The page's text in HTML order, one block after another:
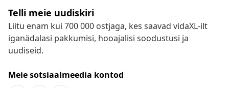
Telli meie uudiskiri
Liitu enam kui 700 000 ostjaga, kes saavad vidaXL-ilt
iganädalasi pakkumisi, hooajalisi soodustusi ja
uudiseid.
Meie sotsiaalmeedia kontod